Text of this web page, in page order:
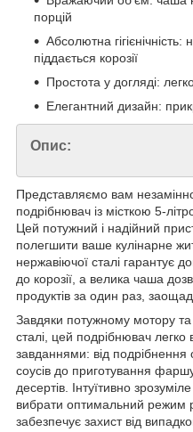
порцій
Абсолютна
піддається корозії
Простота у догляді:
Елегантний дизайн:
Опис:
Представляємо вам
подрібнювач із місткою 5-
Цей потужний і надійний
полегшити ваше кулінарне
нержавіючої сталі гарантує
до корозії, а велика чаша
продуктів за один раз,
Завдяки потужному мотору та
сталі, цей подрібнювач
завданнями: від подрібнення
соусів до приготування
десертів. Інтуїтивно
вибрати оптимальний режим
забезпечує захист від